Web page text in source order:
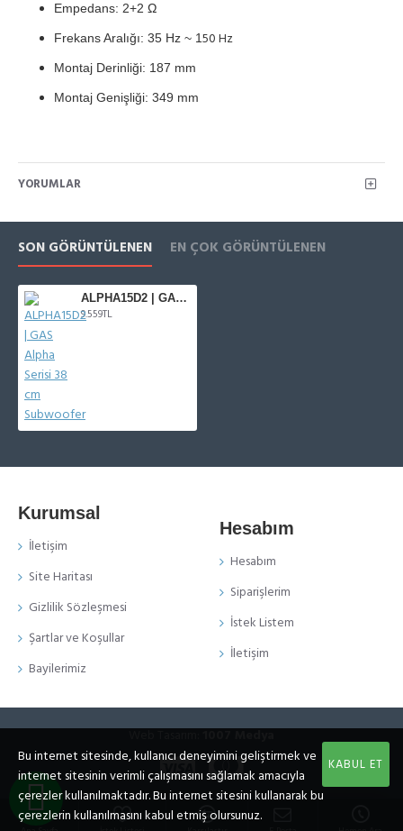
Empedans: 2+2 Ω
Frekans Aralığı: 35 Hz ~ 150 Hz
Montaj Derinliği: 187 mm
Montaj Genişliği: 349 mm
YORUMLAR
SON GÖRÜNTÜLENEN EN ÇOK GÖRÜNTÜLENEN
ALPHA15D2 | GAS Alpha Serisi 38 cm Subwoofer
9.559TL
Kurumsal
İletişim
Site Haritası
Gizlilik Sözleşmesi
Şartlar ve Koşullar
Bayilerimiz
Hesabım
Hesabım
Siparişlerim
İstek Listem
İletişim
KABUL ET
Bu internet sitesinde, kullanıcı deneyimini geliştirmek ve
internet sitesinin verimli çalışmasını sağlamak amacıyla
çerezler kullanılmaktadır. Bu internet sitesini kullanarak bu
çerezlerin kullanılmasını kabul etmiş olursunuz.
WHATSAPP DESTEK HATTI
Baykal Elektronik ile iletişime geçtiğiniz için